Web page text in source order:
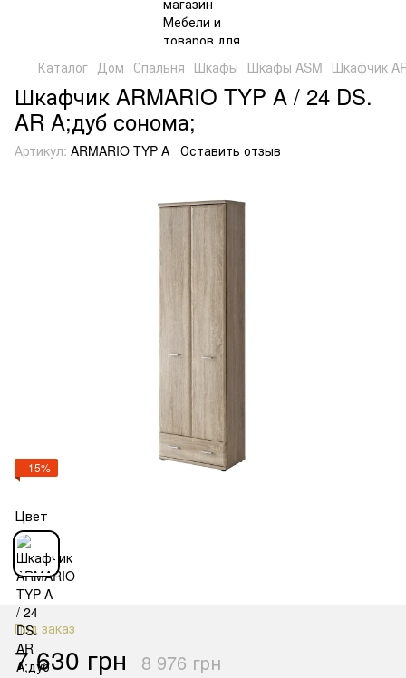
Каталог Дом Спальня Шкафы Шкафы ASM Шкафчик
Шкафчик ARMARIO TYP A / 24 DS.
AR A;дуб сонома;
Артикул: ARMARIO TYP A Оставить отзыв
−15%
Цвет
Под заказ
7 630 грн 8 976 грн